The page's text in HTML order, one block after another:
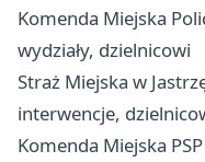
Komenda Miejska
wydziały, dzielnicowi
Straż Miejska w
interwencje,
Komenda Miejska